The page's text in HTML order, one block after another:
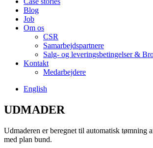
Blog
Job
Om os
CSR
Samarbejdspartnere
Salg- og leveringsbetingelser &
Kontakt
Medarbejdere
English
UDMADER
Udmaderen er beregnet til automatisk tømning
med plan bund.